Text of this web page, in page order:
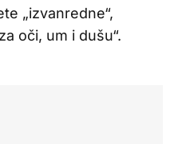
„izvanredne“,
oči, um i dušu“.